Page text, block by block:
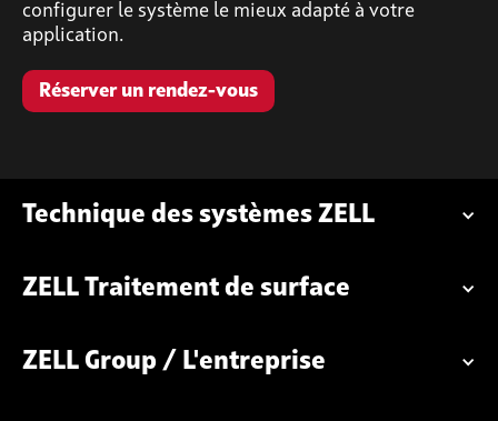
configurer le système le mieux adapté à votre
application.
Réserver un rendez-vous
Technique des systèmes ZELL
ZELL Traitement de surface
ZELL Group / L'entreprise